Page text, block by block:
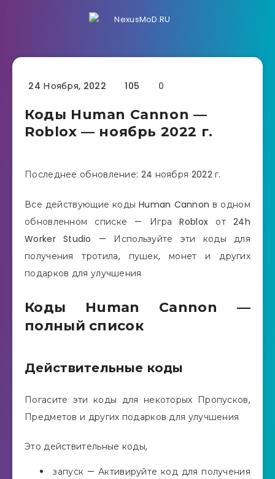
24 Ноября, 2022 105 0
Коды Human Cannon —
Roblox — ноябрь 2022 г.
Последнее обновление: 24 ноября 2022 г.
Все действующие коды Human Cannon в одном
обновленном списке — Игра Roblox от 24h
Worker Studio — Используйте эти коды для
получения тротила, пушек, монет и других
подарков для улучшения
Коды Human Cannon —
полный список
Действительные коды
Погасите эти коды для некоторых Пропусков,
Предметов и других подарков для улучшения
Это действительные коды,
запуск — Активируйте код для получения